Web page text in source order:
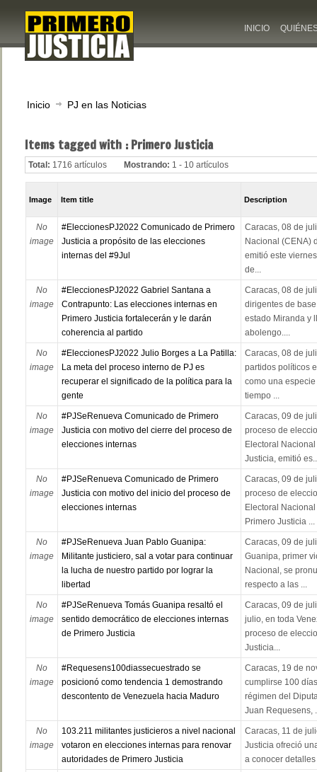
INICIO
Inicio PJ en las Noticias
Items tagged with : Primero Justicia
Total: 1716 artículos Mostrando: 1 - 10 artículos
Image Item title Description
No
image
#EleccionesPJ2022 Comunicado de Primero
Justicia a propósito de las elecciones
internas del #9Jul
Caracas, 08 de
Nacional (CENA)
emitió este
de...
No
image
#EleccionesPJ2022 Gabriel Santana a
Contrapunto: Las elecciones internas en
Primero Justicia fortalecerán y le darán
coherencia al partido
Caracas, 08 de
dirigentes de
estado Miranda y
abolengo....
No
image
#EleccionesPJ2022 Julio Borges a La Patilla:
La meta del proceso interno de PJ es
recuperar el significado de la política para la
gente
Caracas, 08 de
partidos políticos
como una
tiempo ...
No
image
#PJSeRenueva Comunicado de Primero
Justicia con motivo del cierre del proceso de
elecciones internas
Caracas, 09 de
proceso de
Electoral
Justicia, emitió
No
image
#PJSeRenueva Comunicado de Primero
Justicia con motivo del inicio del proceso de
elecciones internas
Caracas, 09 de
proceso de
Electoral
Primero Justicia ...
No
image
#PJSeRenueva Juan Pablo Guanipa:
Militante justiciero, sal a votar para continuar
la lucha de nuestro partido por lograr la
libertad
Caracas, 09 de
Guanipa, primer
Nacional, se
respecto a las ...
No
image
#PJSeRenueva Tomás Guanipa resaltó el
sentido democrático de elecciones internas
de Primero Justicia
Caracas, 09 de
julio, en toda
proceso de
Justicia...
No
image
#Requesens100diassecuestrado se
posicionó como tendencia 1 demostrando
descontento de Venezuela hacia Maduro
Caracas, 19 de
cumplirse 100
régimen del
Juan Requesens,
No
image
103.211 militantes justicieros a nivel nacional
votaron en elecciones internas para renovar
autoridades de Primero Justicia
Caracas, 11 de
Justicia ofreció
a conocer